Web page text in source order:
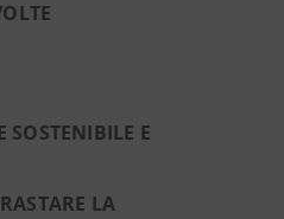
SOSTENIBILE E
LA